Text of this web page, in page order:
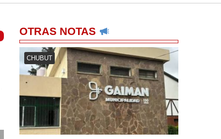
OTRAS NOTAS
CHUBUT